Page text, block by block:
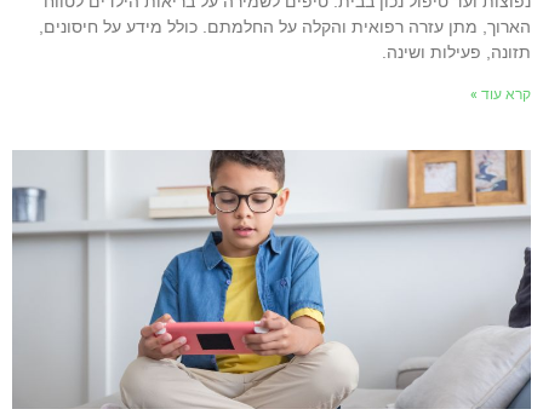
מתן עזרה רפואית והקלה על החלמתם. כולל מידע על חיסונים,
פעילות ושינה.
עוד »